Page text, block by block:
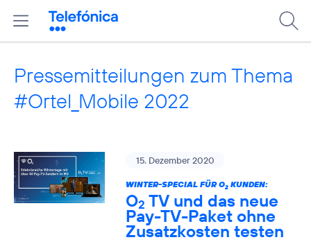
Pressemitteilungen zum Thema
#Ortel_Mobile 2022
15. Dezember 2020
WINTER-SPECIAL FÜR O2KUNDEN:
O2 TV und das neue
Pay-TV-Paket ohne
Zusatzkosten testen